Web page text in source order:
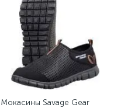
Мокасины Savage Gear